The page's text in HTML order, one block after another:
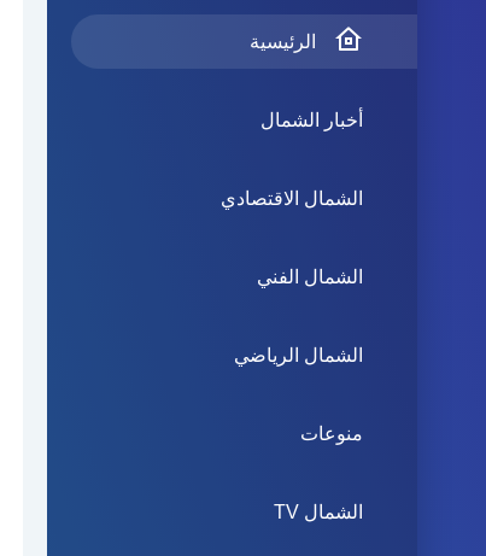
الرئيسية
أخبار الشمال
الشمال الاقتصادي
الشمال الفني
الشمال الرياضي
منوعات
الشمال TV